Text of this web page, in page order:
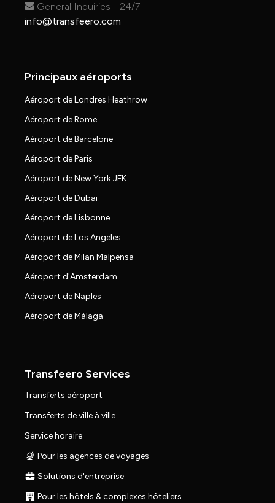
General Inquiries - 24/7
info@transfeero.com
Principaux aéroports
Aéroport de Londres Heathrow
Aéroport de Rome
Aéroport de Barcelone
Aéroport de Paris
Aéroport de New York JFK
Aéroport de Dubaï
Aéroport de Lisbonne
Aéroport de Los Angeles
Aéroport de Milan Malpensa
Aéroport d'Amsterdam
Aéroport de Naples
Aéroport de Málaga
Transfeero Services
Transferts aéroport
Transferts de ville à ville
Service horaire
Pour les agences de voyages
Solutions d'entreprise
Pour les hôtels & complexes hôteliers